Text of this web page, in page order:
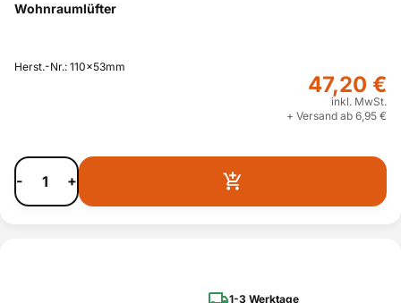
Wohnraumlüfter
Herst.-Nr.: 110x53mm
47,20 €
inkl. MwSt.
+ Versand ab 6,95 €
- +
1-3 Werktage